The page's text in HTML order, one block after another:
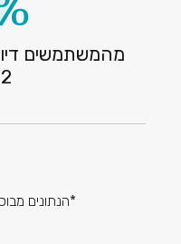
מהמשתמשים
72
*הנתונים